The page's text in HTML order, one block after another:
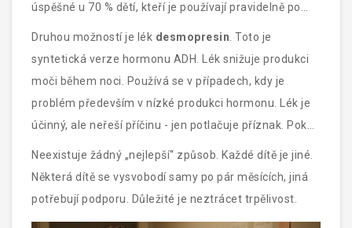
úspěšné u 70 % dětí, kteří je používají pravidelně po
třech až šesti měsících.
Druhou možností je lék desmopresin. Toto je
syntetická verze hormonu ADH. Lék snižuje produkci
moči během noci. Používá se v případech, kdy je
problém především v nízké produkci hormonu. Lék je
účinný, ale neřeší příčinu - jen potlačuje příznak. Pokud
jej přestanete podávat, močení se často vrátí.
Neexistuje žádný „nejlepší“ způsob. Každé dítě je jiné.
Některá dítě se vysvobodí samy po pár měsících, jiná
potřebují podporu. Důležité je neztrácet trpělivost.